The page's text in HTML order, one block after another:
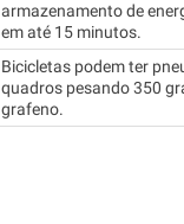
armazenamento de
em até 15 minutos.
Bicicletas podem ter
quadros pesando 350
grafeno.